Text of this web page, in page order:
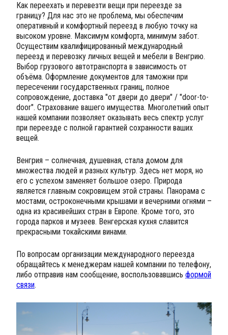
Как переехать и перевезти вещи при переезде за
границу? Для нас это не проблема, мы обеспечим
оперативный и комфортный переезд в любую точку на
высоком уровне. Максимум комфорта, минимум забот.
Осуществим квалифицированный международный
переезд и перевозку личных вещей и мебели в Венгрию.
Выбор грузового автотранспорта в зависимость от
объёма. Оформление документов для таможни при
пересечении государственных границ, полное
сопровождение, доставка "от двери до двери" / "door-to-
door". Страхование вашего имущества. Многолетний опыт
нашей компании позволяет оказывать весь спектр услуг
при переезде с полной гарантией сохранности ваших
вещей.
Венгрия – солнечная, душевная, стала домом для
множества людей и разных культур. Здесь нет моря, но
его с успехом заменяет большое озеро. Природа
является главным сокровищем этой страны. Панорама с
мостами, остроконечными крышами и вечерними огнями –
одна из красивейших стран в Европе. Кроме того, это
города парков и музеев. Венгерская кухня славится
прекрасными токайскими винами.
По вопросам организации международного переезда
обращайтесь к менеджерам нашей компании по телефону,
либо отправив нам сообщение, воспользовавшись формой
связи.